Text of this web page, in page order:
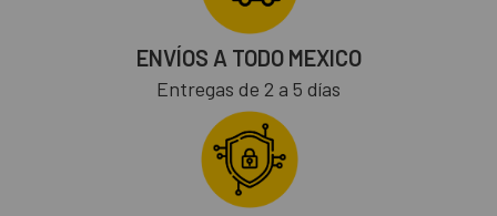
ENVÍOS A TODO MEXICO
Entregas de 2 a 5 días